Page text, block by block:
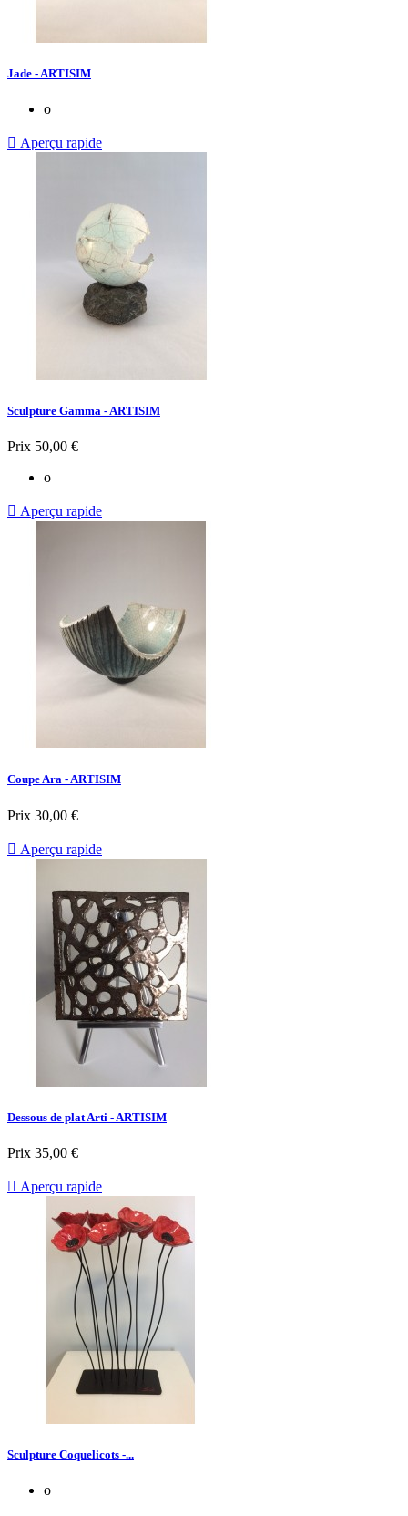
Jade - ARTISIM
o
 Aperçu rapide
Sculpture Gamma - ARTISIM
Prix 50,00 €
o
 Aperçu rapide
Coupe Ara - ARTISIM
Prix 30,00 €
 Aperçu rapide
Dessous de plat Arti - ARTISIM
Prix 35,00 €
 Aperçu rapide
Sculpture Coquelicots -...
o